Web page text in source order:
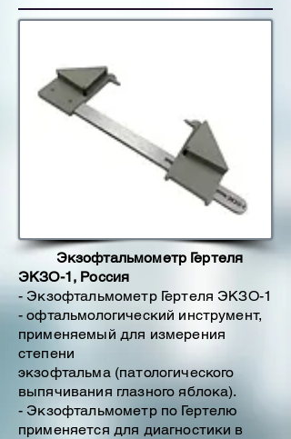
Экзофтальмометр Гертеля
ЭКЗО-1, Россия
- Экзофтальмометр Гертеля ЭКЗО-1
- офтальмологический инструмент,
применяемый для измерения
степени
экзофтальма (патологического
выпячивания глазного яблока).
- Экзофтальмометр по Гертелю
применяется для диагностики в